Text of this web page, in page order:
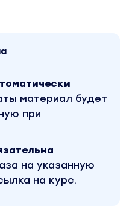
материал будет
при
на указанную
на курс.